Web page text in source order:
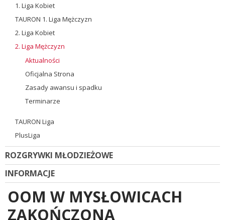
1. Liga Kobiet
TAURON 1. Liga Mężczyzn
2. Liga Kobiet
2. Liga Mężczyzn
Aktualności
Oficjalna Strona
Zasady awansu i spadku
Terminarze
TAURON Liga
PlusLiga
ROZGRYWKI MŁODZIEŻOWE
INFORMACJE
OOM W MYSŁOWICACH
ZAKOŃCZONA